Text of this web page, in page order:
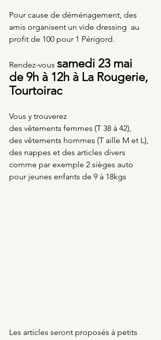
Pour cause de déménagement, des
amis organisent un vide dressing  au
profit de 100 pour 1 Périgord.
Rendez-vous samedi 23 mai
de 9h à 12h à La Rougerie,
Tourtoirac
Vous y trouverez
des vêtements femmes (T 38 à 42),
des vêtements hommes (T aille M et L),
des nappes et des articles divers
comme par exemple 2 sièges auto
pour jeunes enfants de 9 à 18kgs
Les articles seront proposés à petits